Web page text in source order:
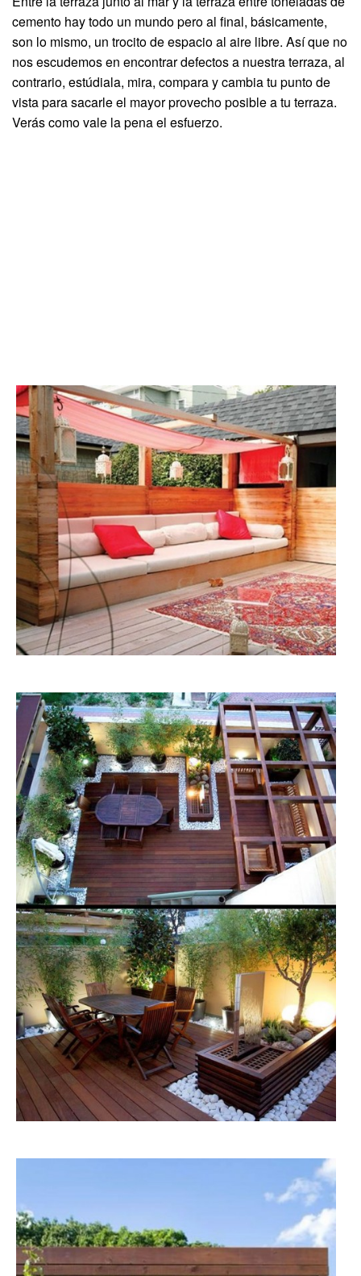
cemento hay todo un mundo pero al final, básicamente,
son lo mismo, un trocito de espacio al aire libre. Así que no
nos escudemos en encontrar defectos a nuestra terraza, al
contrario, estúdiala, mira, compara y cambia tu punto de
vista para sacarle el mayor provecho posible a tu terraza.
Verás como vale la pena el esfuerzo.